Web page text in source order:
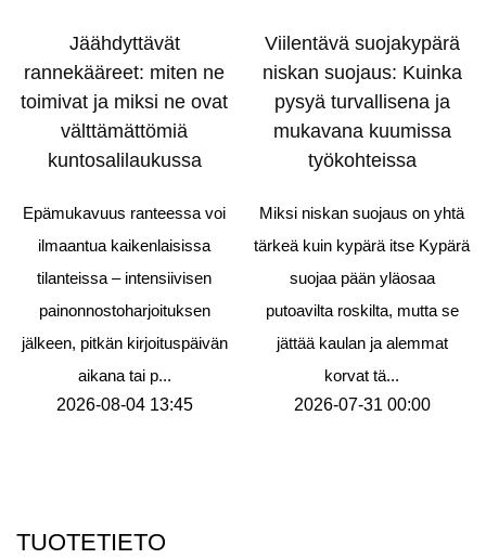
Jäähdyttävät
rannekääreet: miten ne
toimivat ja miksi ne ovat
välttämättömiä
kuntosalilaukussa
Epämukavuus ranteessa voi
ilmaantua kaikenlaisissa
tilanteissa – intensiivisen
painonnostoharjoituksen
jälkeen, pitkän kirjoituspäivän
aikana tai p...
2026-08-04 13:45
Viilentävä suojakypärä
niskan suojaus: Kuinka
pysyä turvallisena ja
mukavana kuumissa
työkohteissa
Miksi niskan suojaus on yhtä
tärkeä kuin kypärä itse Kypärä
suojaa pään yläosaa
putoavilta roskilta, mutta se
jättää kaulan ja alemmat
korvat tä...
2026-07-31 00:00
TUOTETIETO